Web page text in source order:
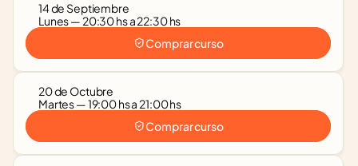
14 de Septiembre
Lunes — 20:30 hs a 22:30 hs
Comprar curso
20 de Octubre
Martes — 19:00 hs a 21:00 hs
Comprar curso